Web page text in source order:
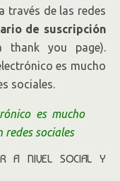
través de las redes
de suscripción
thank you page).
es mucho
sociales.
es mucho
sociales
A NIVEL SOCIAL Y